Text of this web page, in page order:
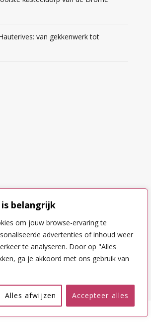
is belangrijk
om jouw browse-ervaring te
advertenties of inhoud weer
te analyseren. Door op "Alles
ga je akkoord met ons gebruik van
Alles afwijzen Accepteer alles
van gekkenwerk tot